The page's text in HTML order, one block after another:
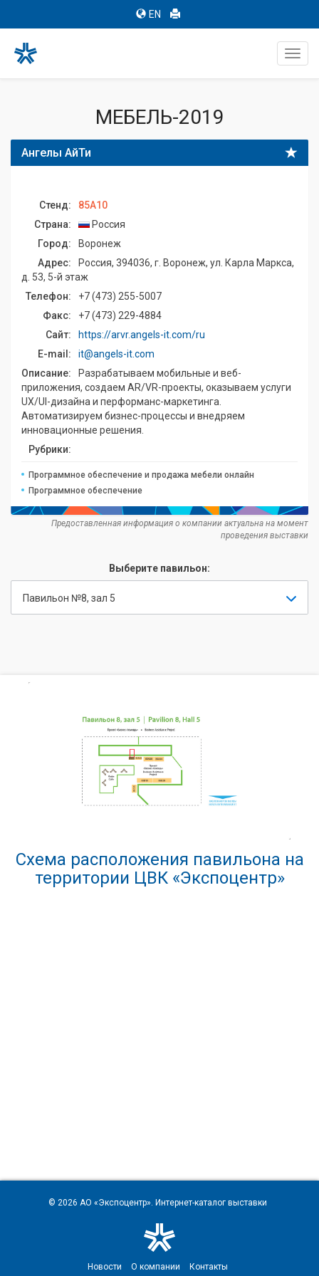
EN
МЕБЕЛЬ-2019
Ангелы АйТи
Стенд:
85A10
Страна:
Россия
Город:
Воронеж
Адрес:
Россия, 394036, г. Воронеж, ул. Карла Маркса,
д. 53, 5-й этаж
Телефон:
+7 (473) 255-5007
Факс:
+7 (473) 229-4884
Сайт:
https://arvr.angels-it.com/ru
E-mail:
it@angels-it.com
Описание:
Разрабатываем мобильные и веб-
приложения, создаем AR/VR-проекты, оказываем услуги
UX/UI-дизайна и перформанс-маркетинга.
Автоматизируем бизнес-процессы и внедряем
инновационные решения.
Рубрики:
Программное обеспечение и продажа мебели онлайн
Программное обеспечение
Предоставленная информация о компании актуальна на момент
проведения выставки
Выберите павильон:
Павильон №8, зал 5
Схема расположения павильона на
территории ЦВК «Экспоцентр»
© 2026 АО «Экспоцентр». Интернет-каталог выставки
Новости О компании Контакты